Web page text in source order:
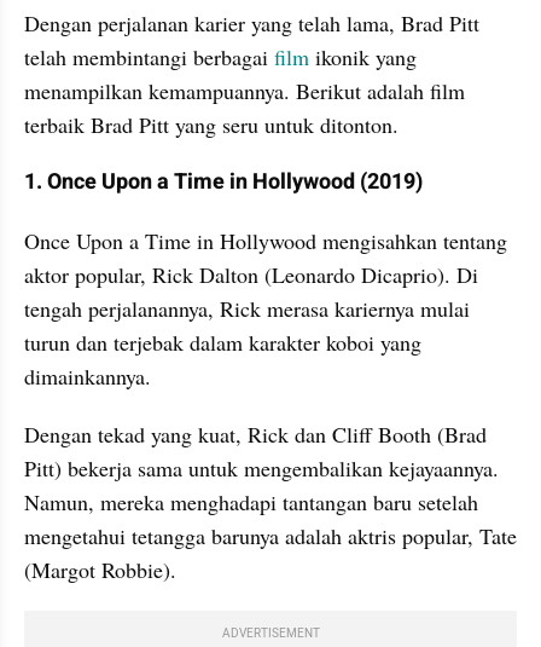
Dengan perjalanan karier yang telah lama, Brad Pitt
telah membintangi berbagai film ikonik yang
menampilkan kemampuannya. Berikut adalah film
terbaik Brad Pitt yang seru untuk ditonton.
1. Once Upon a Time in Hollywood (2019)
Once Upon a Time in Hollywood mengisahkan tentang
aktor popular, Rick Dalton (Leonardo Dicaprio). Di
tengah perjalanannya, Rick merasa kariernya mulai
turun dan terjebak dalam karakter koboi yang
dimainkannya.
Dengan tekad yang kuat, Rick dan Cliff Booth (Brad
Pitt) bekerja sama untuk mengembalikan kejayaannya.
Namun, mereka menghadapi tantangan baru setelah
mengetahui tetangga barunya adalah aktris popular, Tate
(Margot Robbie).
ADVERTISEMENT